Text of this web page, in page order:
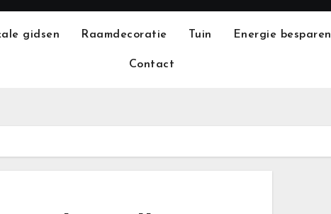
gidsen Raamdecoratie Tuin Energie besparen
Contact